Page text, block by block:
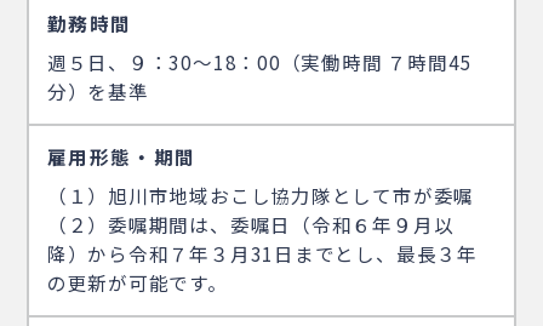
勤務時間
週５日、９：30～18：00（実働時間 ７時間45
分）を基準
雇用形態・期間
（１）旭川市地域おこし協力隊として市が委嘱
（２）委嘱期間は、委嘱日（令和６年９月以
降）から令和７年３月31日までとし、最長３年
の更新が可能です。